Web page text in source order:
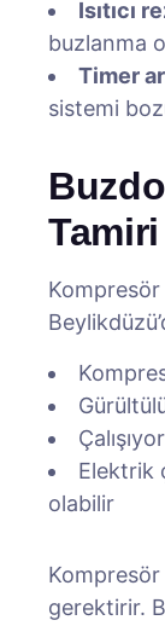
Isıtıcı
buzlanma
Timer
sistemi
Kompresör
Elektrik
olabilir
gerektirir.